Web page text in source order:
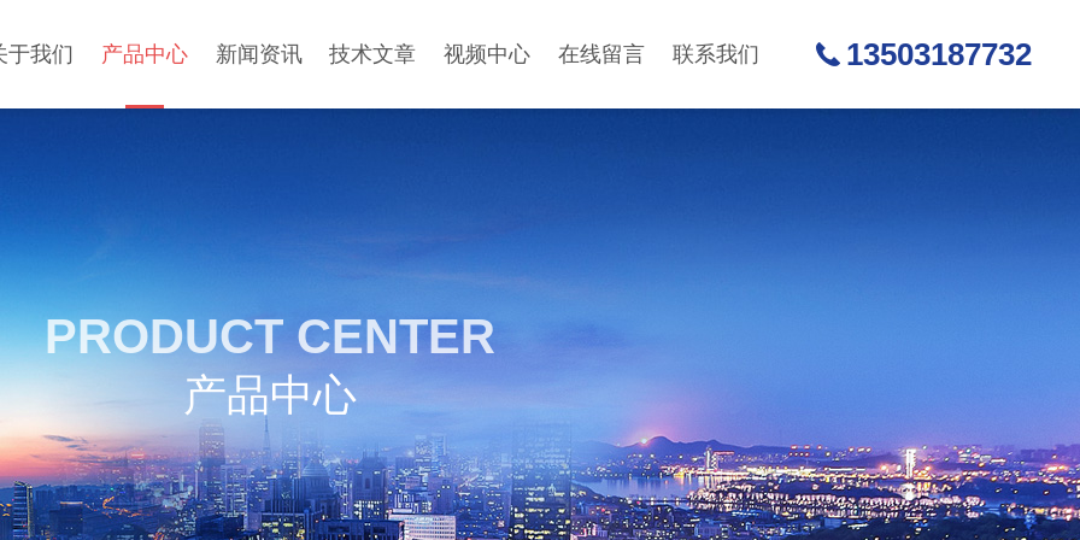
于我们 产品中心 新闻资讯 技术文章 视频中心 在线留言 联系我们 13503187732
PRODUCT CENTER
产品中心